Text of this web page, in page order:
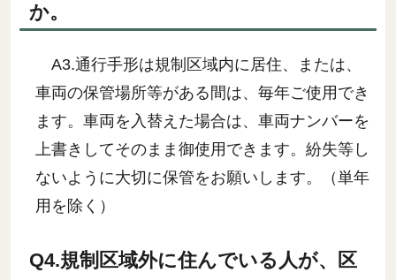
か。
A3.通行手形は規制区域内に居住、または、
車両の保管場所等がある間は、毎年ご使用でき
ます。車両を入替えた場合は、車両ナンバーを
上書きしてそのまま御使用できます。紛失等し
ないように大切に保管をお願いします。（単年
用を除く）
Q4.規制区域外に住んでいる人が、区